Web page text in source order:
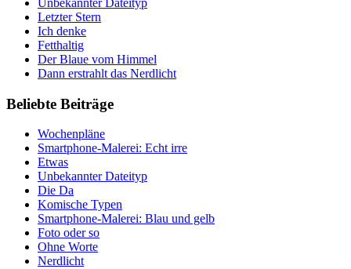
Unbekannter Dateityp
Letzter Stern
Ich denke
Fetthaltig
Der Blaue vom Himmel
Dann erstrahlt das Nerdlicht
Beliebte Beiträge
Wochenpläne
Smartphone-Malerei: Echt irre
Etwas
Unbekannter Dateityp
Die Da
Komische Typen
Smartphone-Malerei: Blau und gelb
Foto oder so
Ohne Worte
Nerdlicht